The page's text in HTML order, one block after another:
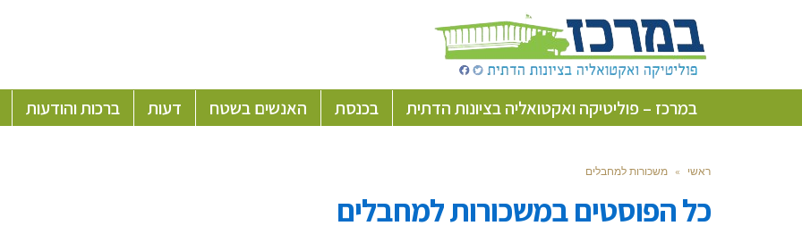
במרכז – פוליטיקה ואקטואליה בציונות הדתית בכנסת האנשים בשטח דעות ברכות והודעות
ראשי » משכורות למחבלים
כל הפוסטים במשכורות למחבלים